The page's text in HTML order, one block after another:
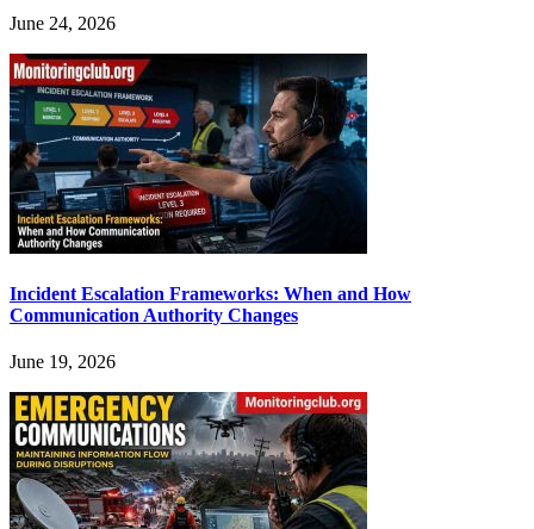
June 24, 2026
Incident Escalation Frameworks: When and How
Communication Authority Changes
June 19, 2026